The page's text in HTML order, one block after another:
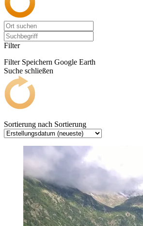
Filter
Filter Speichern Google Earth
Suche schließen
Sortierung nach Sortierung